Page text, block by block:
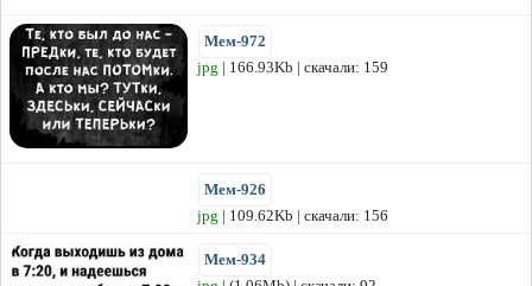
Мем-972
jpg | 166.93Kb | скачали: 159
Мем-926
jpg | 109.62Kb | скачали: 156
Мем-934